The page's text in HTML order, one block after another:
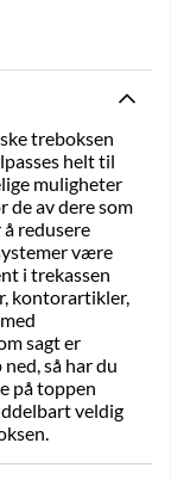
treboksen
helt til
muligheter
de av dere som
redusere
være
i trekassen
kontorartikler,
sagt er
så har du
på toppen
veldig